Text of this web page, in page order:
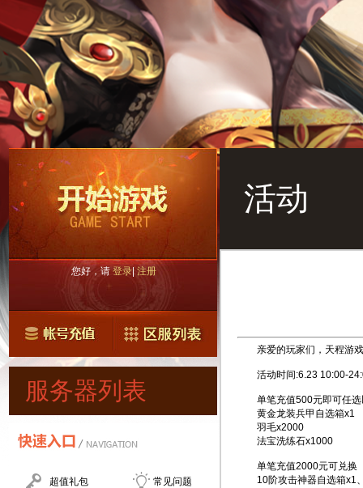
您好，请登录|注册
服务器列表
超值礼包 常见问题
活动
亲爱的玩家们，天程游
活动时间:6.23 10:00-
单笔充值500元即可任
黄金龙装兵甲自选箱x1
羽毛x2000
法宝洗练石x1000
单笔充值2000元可兑换
10阶攻击神器自选箱x1